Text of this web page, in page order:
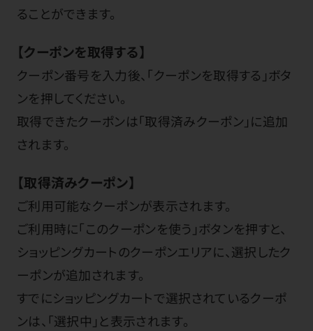
ることができます。
【クーポンを取得する】
クーポン番号を入力後、「クーポンを取得する」ボタ
ンを押してください。
取得できたクーポンは「取得済みクーポン」に追加
されます。
【取得済みクーポン】
ご利用可能なクーポンが表示されます。
ご利用時に「このクーポンを使う」ボタンを押すと、
ショッピングカートのクーポンエリアに、選択したク
ーポンが追加されます。
すでにショッピングカートで選択されているクーポ
ンは、「選択中」と表示されます。